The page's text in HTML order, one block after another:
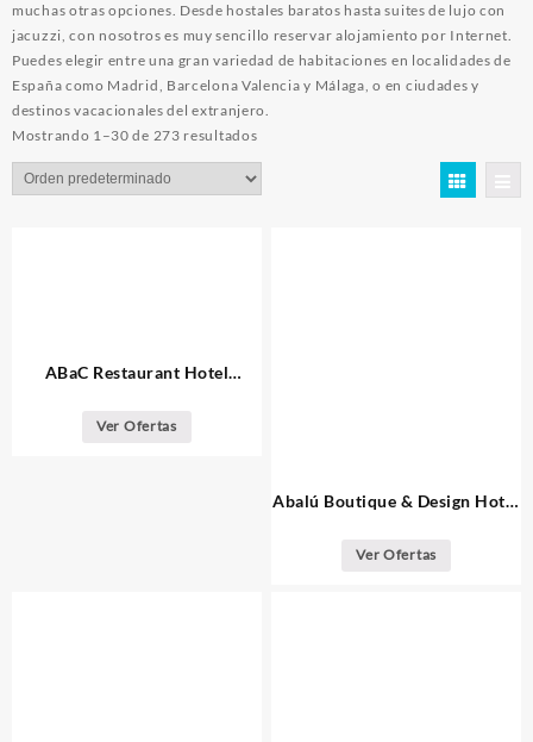
muchas otras opciones. Desde hostales baratos hastasuites de lujo con
jacuzzi, con nosotros es muy sencillo reservar alojamiento por Internet.
Puedes elegir entre una gran variedad de habitaciones en localidades de
España como Madrid, Barcelona Valencia y Málaga, o en ciudades y
destinos vacacionales del extranjero.
Mostrando 1–30 de 273 resultados
ABaC Restaurant Hotel
Ver Ofertas
Abalú Boutique & Design Hotel
Ver Ofertas